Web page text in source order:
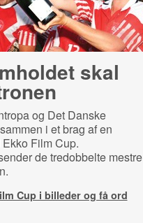
skal
og Det Danske
i et brag af en
Film Cup.
de tredobbelte mestre
Cup i billeder og få ord